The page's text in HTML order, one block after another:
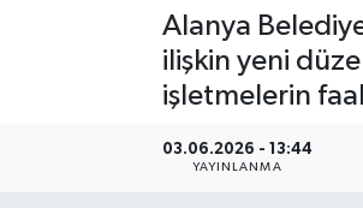
Alanya
ilişkin yeni
işletmelerin
03.06.2026 - 13:44
YAYINLANMA
Alanyaspor
Tüm Manşetler